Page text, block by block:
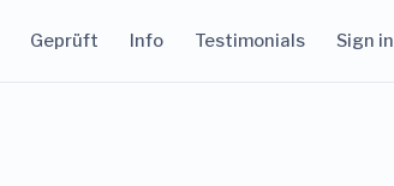
Geprüft Info Testimonials Sign in